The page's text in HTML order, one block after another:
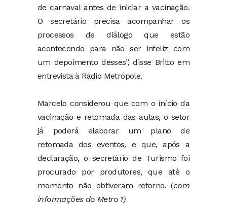
de carnaval antes de iniciar a vacinação.
O secretário precisa acompanhar os
processos de diálogo que estão
acontecendo para não ser infeliz com
um depoimento desses”, disse Britto em
entrevista à Rádio Metrópole.
Marcelo considerou que com o início da
vacinação e retomada das aulas, o setor
já poderá elaborar um plano de
retomada dos eventos, e que, após a
declaração, o secretário de Turismo foi
procurado por produtores, que até o
momento não obtiveram retorno. (com
informações do Metro 1)